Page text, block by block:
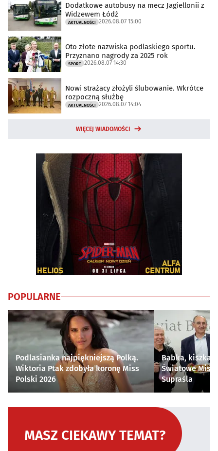
Dodatkowe autobusy na mecz Jagiellonii z
Widzewem Łódź
AKTUALNOŚCI 2026.08.07 15:00
Oto złote nazwiska podlaskiego sportu.
Przyznano nagrody za 2025 rok
SPORT 2026.08.07 14:30
Nowi strażacy złożyli ślubowanie. Wkrótce
rozpoczną służbę
AKTUALNOŚCI 2026.08.07 14:04
WIĘCEJ WIADOMOŚCI
POPULARNE
Podlasianka najpiękniejszą Polką.
Wiktoria Ptak zdobyła koronę Miss
Polski 2026
Babka, kiszka i
Światowe
Supraśla
MASZ CIEKAWY TEMAT?